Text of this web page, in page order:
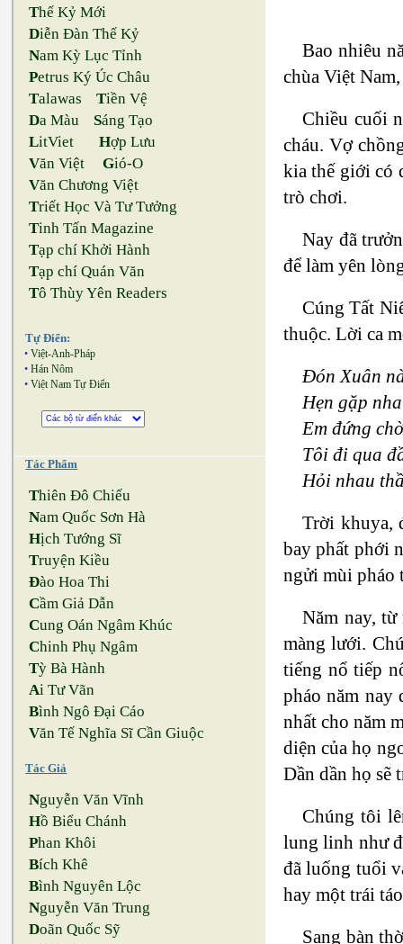
Thế Kỷ Mới
Diễn Đàn Thế Kỷ
Nam Kỳ Lục Tỉnh
Petrus Ký Úc Châu
Talawas Tiền Vệ
Da Màu Sáng Tạo
LitViet Hợp Lưu
Văn Việt Gió-O
Văn Chương Việt
Triết Học Và Tư Tưởng
Tinh Tấn Magazine
Tạp chí Khởi Hành
Tạp chí Quán Văn
Tô Thùy Yên Readers
Tự Điển:
• Việt-Anh-Pháp
• Hán Nôm
• Việt Nam Tự Điển
Tác Phẩm
Thiên Đô Chiếu
Nam Quốc Sơn Hà
Hịch Tướng Sĩ
Truyện Kiều
Đào Hoa Thi
Cầm Giả Dẫn
Cung Oán Ngâm Khúc
Chinh Phụ Ngâm
Tỳ Bà Hành
Ai Tư Vãn
Bình Ngô Đại Cáo
Văn Tế Nghĩa Sĩ Cần Giuộc
Tác Giả
Nguyễn Văn Vĩnh
Hồ Biểu Chánh
Phan Khôi
Bích Khê
Bình Nguyên Lộc
Nguyễn Văn Trung
Doãn Quốc Sỹ
Bao nhiêu
chùa Việt
Chiều cuối
cháu. Vợ
kia thế giới có
trò chơi.
Nay đã
để làm yên
Cúng Tất
thuộc. Lời ca
Đón Xuân
Hẹn gặp
Em đứng
Tôi đi qua
Hỏi nhau
Trời khuya,
bay phất phới
ngửi mùi pháo
Năm nay,
màng lưới.
tiếng nổ tiếp
pháo năm
nhất cho năm
diện của họ
Dần dần họ sẽ
Chúng tôi
lung linh như
đã luống tuổi
hay một trái
Sang bàn